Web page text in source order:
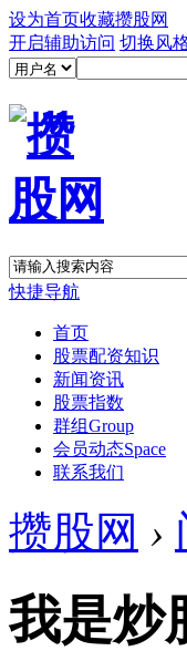
设为首页收藏攒股网
开启辅助访问 切换风
快捷导航
首页
股票配资知识
新闻资讯
股票指数
群组Group
会员动态Space
联系我们
攒股网 ›
我是炒